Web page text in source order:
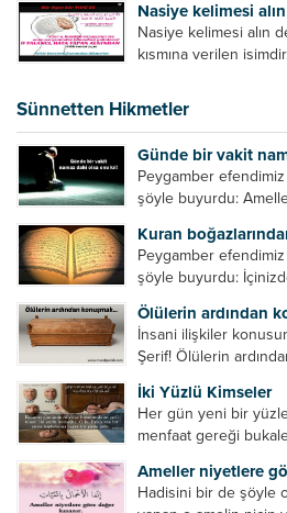
âyetlere baksın.
verilebilecek en kısa
Nasiye kelimesi
Nasiye kelimesi alın
kısmına verilen
Beynin ön kısmında
denir. Bu kısım insan
Sünnetten Hikmetler
Günde bir vakit
Peygamber
şöyle buyurdu:
bir yere sahiptir.
toplantıdır....
Kuran
Peygamber
şöyle buyurdu:
küçümseyeceksiniz.
kendi oruçlarınızı
amellerini görünce
küçümseyeceksiniz. ...
Ölülerin ardından
İnsani ilişkiler
Şerif! Ölülerin
küfretmek, sövmek,
zikretmek ölüye zarar
İki Yüzlü Kimseler
Her gün yeni bir yüzle
menfaat gereği
insan grubudur.
duran,...
Ameller niyetlere
Hadisini bir de şöyle